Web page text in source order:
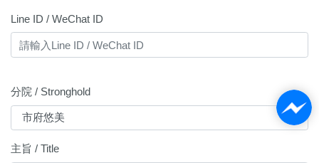
Line ID / WeChat ID
分院 / Stronghold
主旨 / Title